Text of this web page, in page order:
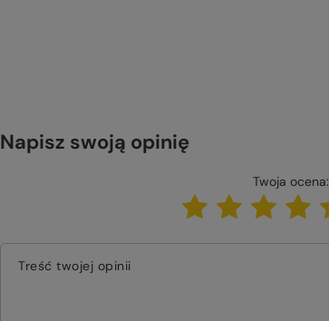
Napisz swoją opinię
Twoja ocena:
Treść twojej opinii